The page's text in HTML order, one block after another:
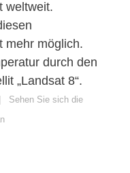
weltweit.
mehr möglich.
durch den
„Landsat 8“.
Sehen Sie sich die